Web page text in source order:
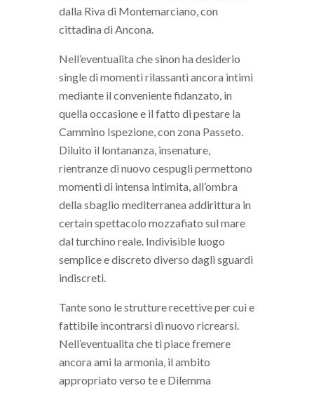
dalla Riva di Montemarciano, con
cittadina di Ancona.
Nell’eventualita che sinon ha desiderio
single di momenti rilassanti ancora intimi
mediante il conveniente fidanzato, in
quella occasione e il fatto di pestare la
Cammino Ispezione, con zona Passeto.
Diluito il lontananza, insenature,
rientranze di nuovo cespugli permettono
momenti di intensa intimita, all’ombra
della sbaglio mediterranea addirittura in
certain spettacolo mozzafiato sul mare
dal turchino reale. Indivisible luogo
semplice e discreto diverso dagli sguardi
indiscreti.
Tante sono le strutture recettive per cui e
fattibile incontrarsi di nuovo ricrearsi.
Nell’eventualita che ti piace fremere
ancora ami la armonia, il ambito
appropriato verso te e Dilemma